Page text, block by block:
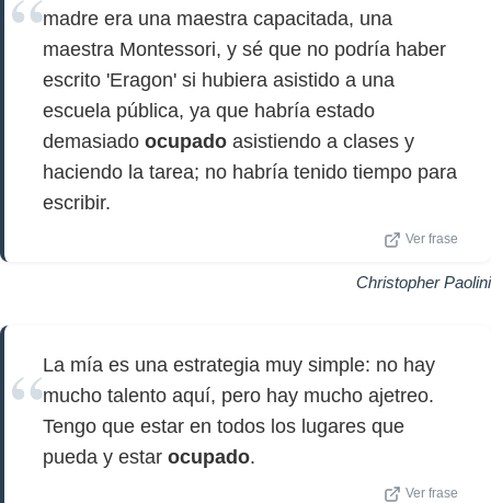
madre era una maestra capacitada, una
maestra Montessori, y sé que no podría haber
escrito 'Eragon' si hubiera asistido a una
escuela pública, ya que habría estado
demasiado ocupado asistiendo a clases y
haciendo la tarea; no habría tenido tiempo para
escribir.
Ver frase
Christopher Paolini
La mía es una estrategia muy simple: no hay
mucho talento aquí, pero hay mucho ajetreo.
Tengo que estar en todos los lugares que
pueda y estar ocupado.
Ver frase